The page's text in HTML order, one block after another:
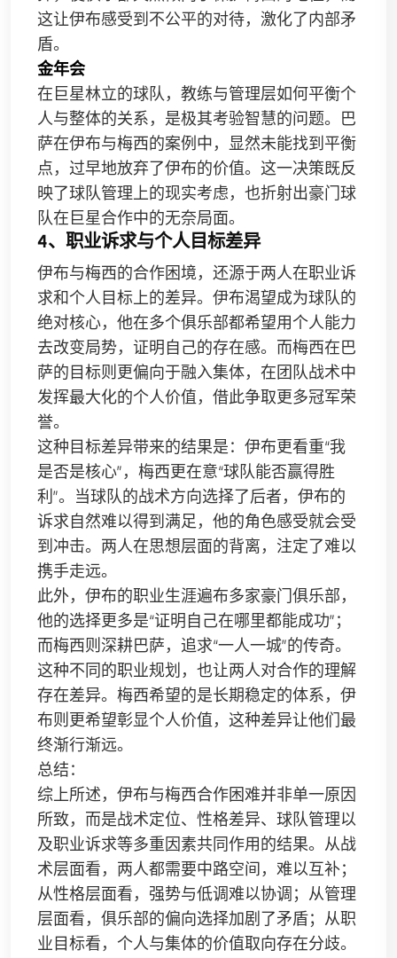
这让伊布感受到不公平的对待，激化了内部矛
盾。
金年会
在巨星林立的球队，教练与管理层如何平衡个
人与整体的关系，是极其考验智慧的问题。巴
萨在伊布与梅西的案例中，显然未能找到平衡
点，过早地放弃了伊布的价值。这一决策既反
映了球队管理上的现实考虑，也折射出豪门球
队在巨星合作中的无奈局面。
4、职业诉求与个人目标差异
伊布与梅西的合作困境，还源于两人在职业诉
求和个人目标上的差异。伊布渴望成为球队的
绝对核心，他在多个俱乐部都希望用个人能力
去改变局势，证明自己的存在感。而梅西在巴
萨的目标则更偏向于融入集体，在团队战术中
发挥最大化的个人价值，借此争取更多冠军荣
誉。
这种目标差异带来的结果是：伊布更看重“我
是否是核心”，梅西更在意“球队能否赢得胜
利”。当球队的战术方向选择了后者，伊布的
诉求自然难以得到满足，他的角色感受就会受
到冲击。两人在思想层面的背离，注定了难以
携手走远。
此外，伊布的职业生涯遍布多家豪门俱乐部，
他的选择更多是“证明自己在哪里都能成功”；
而梅西则深耕巴萨，追求“一人一城”的传奇。
这种不同的职业规划，也让两人对合作的理解
存在差异。梅西希望的是长期稳定的体系，伊
布则更希望彰显个人价值，这种差异让他们最
终渐行渐远。
总结：
综上所述，伊布与梅西合作困难并非单一原因
所致，而是战术定位、性格差异、球队管理以
及职业诉求等多重因素共同作用的结果。从战
术层面看，两人都需要中路空间，难以互补；
从性格层面看，强势与低调难以协调；从管理
层面看，俱乐部的偏向选择加剧了矛盾；从职
业目标看，个人与集体的价值取向存在分歧。